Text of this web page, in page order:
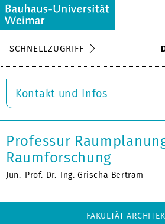
SCHNELLZUGRIFF
Kontakt und Infos
Professur
Raumforschung
Jun.-Prof. Dr.-Ing. Grischa Bertram
FAKULTÄT